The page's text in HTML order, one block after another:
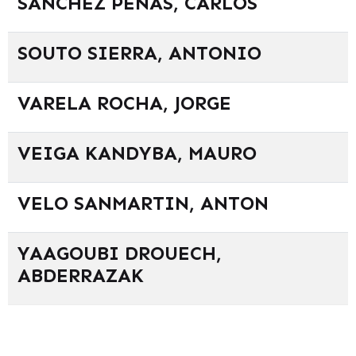
SOUTO SIERRA, ANTONIO
VARELA ROCHA, JORGE
VEIGA KANDYBA, MAURO
VELO SANMARTIN, ANTON
YAAGOUBI DROUECH,
ABDERRAZAK